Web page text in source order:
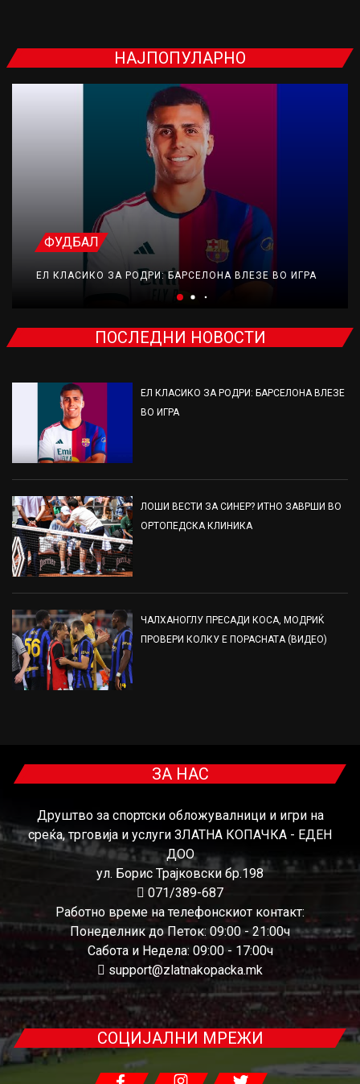
НАЈПОПУЛАРНО
ФУДБАЛ
ЕЛ КЛАСИКО ЗА РОДРИ: БАРСЕЛОНА ВЛЕЗЕ ВО ИГРА
ПОСЛЕДНИ НОВОСТИ
ЕЛ КЛАСИКО ЗА РОДРИ: БАРСЕЛОНА ВЛЕЗЕ
ВО ИГРА
ЛОШИ ВЕСТИ ЗА СИНЕР? ИТНО ЗАВРШИ ВО
ОРТОПЕДСКА КЛИНИКА
ЧАЛХАНОГЛУ ПРЕСАДИ КОСА, МОДРИЌ
ПРОВЕРИ КОЛКУ Е ПОРАСНАТА (ВИДЕО)
ЗА НАС
Друштво за спортски обложувалници и игри на
среќа, трговија и услуги ЗЛАТНА КОПАЧКА - ЕДЕН
ДОО
ул. Борис Трајковски бр.198
071/389-687
Работно време на телефонскиот контакт:
Понеделник до Петок: 09:00 - 21:00ч
Сабота и Недела: 09:00 - 17:00ч
support@zlatnakopacka.mk
СОЦИЈАЛНИ МРЕЖИ